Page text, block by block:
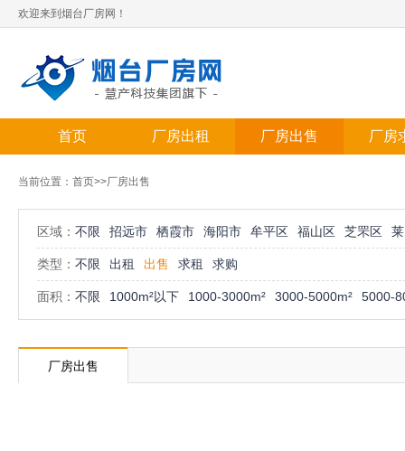
欢迎来到烟台厂房网！
首页 厂房出租 厂房出售 厂房
当前位置： 首页>>厂房出售
区域： 不限 招远市 栖霞市 海阳市 牟平区 福山区 芝罘区
类型： 不限 出租 出售 求租 求购
面积： 不限 1000m²以下 1000-3000m² 3000-5000m² 5000-
厂房出售